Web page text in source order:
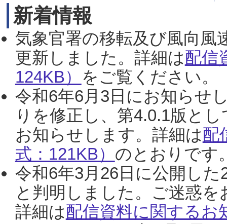
新着情報
気象官署の移転及び風向風
更新しました。詳細は配信
124KB） をご覧ください。
令和6年6月3日にお知らせ
りを修正し、第4.0.1版と
お知らせします。詳細は配
式：121KB） のとおりです
令和6年3月26日に公開し
と判明しました。ご迷惑
詳細は配信資料に関するお